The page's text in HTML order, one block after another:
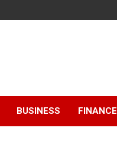
BUSINESS FINANCE